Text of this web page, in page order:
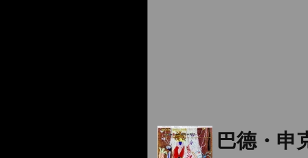
巴德・申